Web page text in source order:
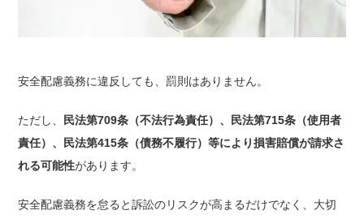
安全配慮義務に違反しても、罰則はありません。
ただし、 民法第709条（不法行為責任）、民法第715条（使用者
責任）、民法第415条（債務不履行）等により損害賠償が請求さ
れる可能性があります。
安全配慮義務を怠ると訴訟のリスクが高まるだけでなく、大切